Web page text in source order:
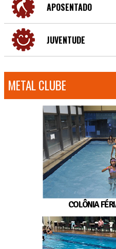
APOSENTADO
JUVENTUDE
METAL CLUBE
COLÔNIA